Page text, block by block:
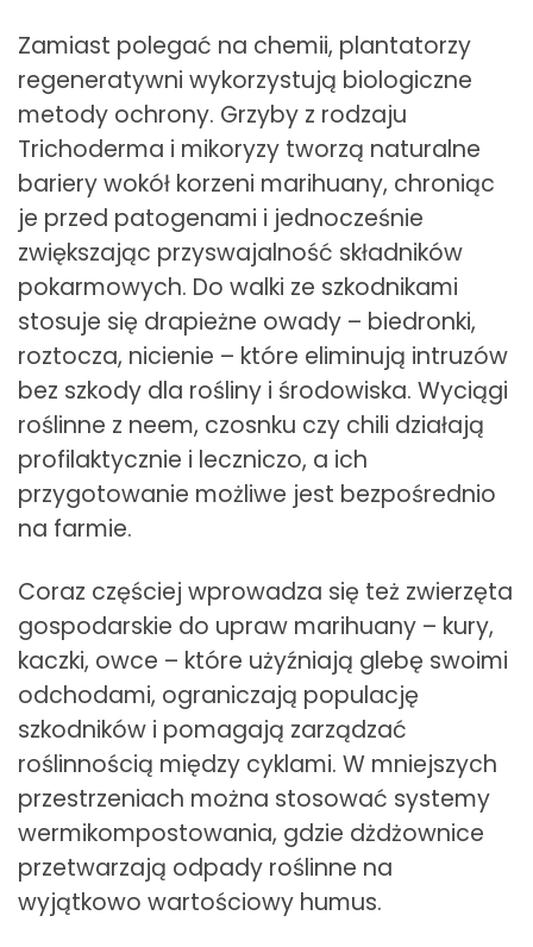
Zamiast polegać na chemii, plantatorzy
regeneratywni wykorzystują biologiczne
metody ochrony. Grzyby z rodzaju
Trichoderma i mikoryzy tworzą naturalne
bariery wokół korzeni marihuany, chroniąc
je przed patogenami i jednocześnie
zwiększając przyswajalność składników
pokarmowych. Do walki ze szkodnikami
stosuje się drapieżne owady – biedronki,
roztocza, nicienie – które eliminują intruzów
bez szkody dla rośliny i środowiska. Wyciągi
roślinne z neem, czosnku czy chili działają
profilaktycznie i leczniczo, a ich
przygotowanie możliwe jest bezpośrednio
na farmie.
Coraz częściej wprowadza się też zwierzęta
gospodarskie do upraw marihuany – kury,
kaczki, owce – które użyźniają glebę swoimi
odchodami, ograniczają populację
szkodników i pomagają zarządzać
roślinnością między cyklami. W mniejszych
przestrzeniach można stosować systemy
wermikompostowania, gdzie dżdżownice
przetwarzają odpady roślinne na
wyjątkowo wartościowy humus.